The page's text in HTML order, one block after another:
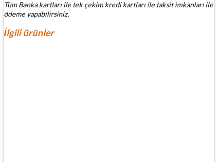
Tüm Banka kartları ile tek çekim kredi kartları ile taksit imkanları ile
ödeme yapabilirsiniz.
İlgili ürünler